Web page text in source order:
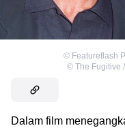
© Featureflash
© The Fugitive
Dalam film